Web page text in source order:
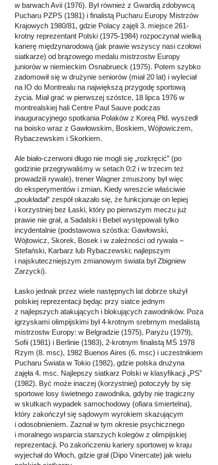
w barwach Avii (1976). Był również z Gwardią zdobywcą
Pucharu PZPS (1981) i finalistą Pucharu Europy Mistrzów
Krajowych 1980/81, gdzie Polacy zajęli 3. miejsce 261-
krotny reprezentant Polski (1975-1984) rozpoczynał wielką
karierę międzynarodową (jak prawie wszyscy nasi czołowi
siatkarze) od brązowego medalu mistrzostw Europy
juniorów w niemieckim Osnabrueck (1975). Potem szybko
zadomowił się w drużynie seniorów (miał 20 lat) i wyleciał
na IO do Montrealu na największą przygodę sportową
życia. Miał grać w pierwszej szóstce, 18 lipca 1976 w
montrealskiej hali Centre Paul Sauve podczas
inauguracyjnego spotkania Polaków z Koreą Płd. wyszedł
na boisko wraz z Gawłowskim, Boskiem, Wójtowiczem,
Rybaczewskim i Skorkiem.
Ale biało-czerwoni długo nie mogli się „rozkręcić” (po
godzinie przegrywaliśmy w setach 0:2 i w trzecim też
prowadzili rywale), trener Wagner zmuszony był więc
do eksperymentów i zmian. Kiedy wreszcie właściwie
„poukładał” zespół okazało się, że funkcjonuje on lepiej
i korzystniej bez Łaski, który po pierwszym meczu już
prawie nie grał, a Sadalski i Bebel występowali tylko
incydentalnie (podstawowa szóstka: Gawłowski,
Wójtowicz, Skorek, Bosek i w zależności od rywala –
Stefański, Karbarz lub Rybaczewski; najlepszym
i najskuteczniejszym zmianowym świata był Zbigniew
Zarzycki).
Łasko jednak przez wiele następnych lat dobrze służył
polskiej reprezentacji będąc przy siatce jednym
z najlepszych atakujących i blokujących zawodników. Poza
igrzyskami olimpijskimi był 4-krotnym srebrnym medalistą
mistrzostw Europy: w Belgradzie (1975), Paryżu (1979),
Sofii (1981) i Berlinie (1983), 2-krotnym finalistą MŚ 1978
Rzym (8. msc), 1982 Buenos Aires (6. msc) i uczestnikiem
Pucharu Świata w Tokio (1982), gdzie polska drużyna
zajęła 4. msc. Najlepszy siatkarz Polski w klasyfikacji „PS”
(1982). Być może inaczej (korzystniej) potoczyły by się
sportowe losy świetnego zawodnika, gdyby nie tragiczny
w skutkach wypadek samochodowy (ofiara śmiertelna),
który zakończył się sądowym wyrokiem skazującym
i odosobnieniem. Zaznał w tym okresie psychicznego
i moralnego wsparcia starszych kolegów z olimpijskiej
reprezentacji. Po zakończeniu kariery sportowej w kraju
wyjechał do Włoch, gdzie grał (Dipo Vinercate) jak wielu